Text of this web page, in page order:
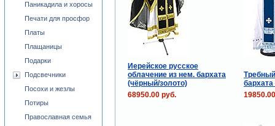
Иерейское русское
облачение из нем. бархата
(чёрный/золото)
68950.00 руб.
Паникадила и хоросы
Печати для просфор
Платы
Плащаницы
Подарки
Подсвечники
Посохи и жезлы
Потиры
Православная семья